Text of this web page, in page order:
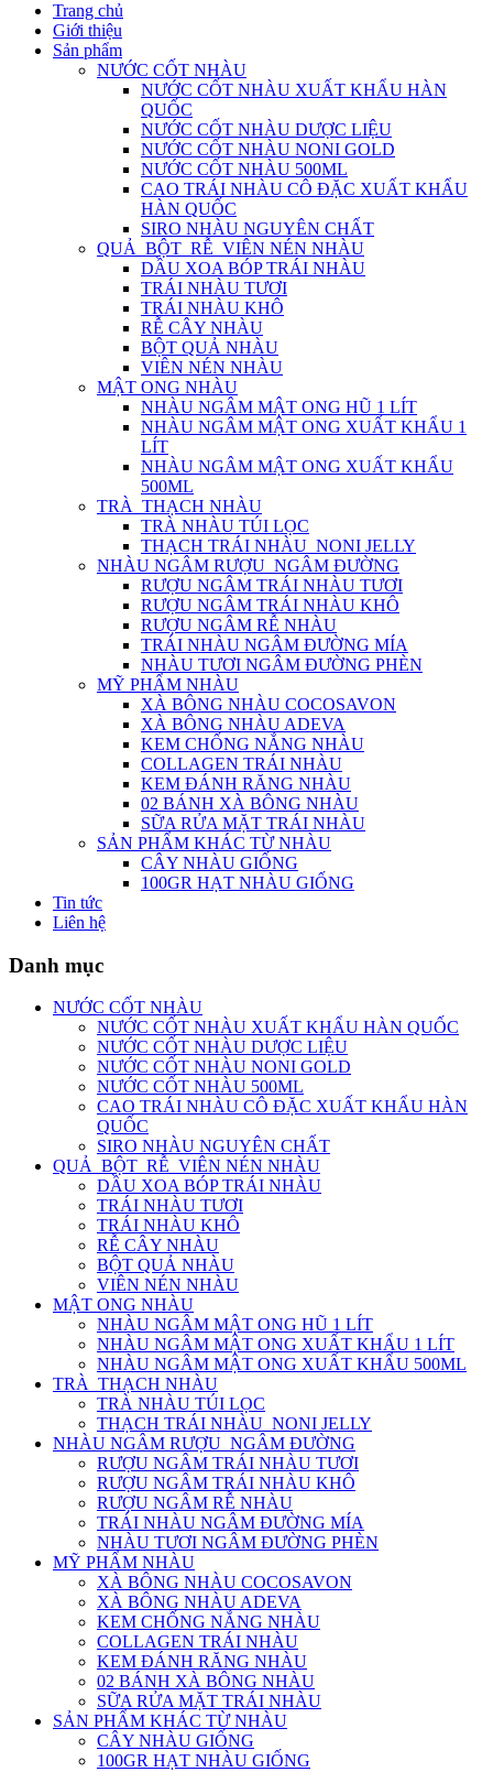
Trang chủ
Giới thiệu
Sản phẩm
NƯỚC CỐT NHÀU
NƯỚC CỐT NHÀU XUẤT KHẨU HÀN
QUỐC
NƯỚC CỐT NHÀU DƯỢC LIỆU
NƯỚC CỐT NHÀU NONI GOLD
NƯỚC CỐT NHÀU 500ML
CAO TRÁI NHÀU CÔ ĐẶC XUẤT KHẨU
HÀN QUỐC
SIRO NHÀU NGUYÊN CHẤT
QUẢ_BỘT_RỄ_VIÊN NÉN NHÀU
DẦU XOA BÓP TRÁI NHÀU
TRÁI NHÀU TƯƠI
TRÁI NHÀU KHÔ
RỄ CÂY NHÀU
BỘT QUẢ NHÀU
VIÊN NÉN NHÀU
MẬT ONG NHÀU
NHÀU NGÂM MẬT ONG HŨ 1 LÍT
NHÀU NGÂM MẬT ONG XUẤT KHẨU 1
LÍT
NHÀU NGÂM MẬT ONG XUẤT KHẨU
500ML
TRÀ_THẠCH NHÀU
TRÀ NHÀU TÚI LỌC
THẠCH TRÁI NHÀU_NONI JELLY
NHÀU NGÂM RƯỢU_NGÂM ĐƯỜNG
RƯỢU NGÂM TRÁI NHÀU TƯƠI
RƯỢU NGÂM TRÁI NHÀU KHÔ
RƯỢU NGÂM RỄ NHÀU
TRÁI NHÀU NGÂM ĐƯỜNG MÍA
NHÀU TƯƠI NGÂM ĐƯỜNG PHÈN
MỸ PHẨM NHÀU
XÀ BÔNG NHÀU COCOSAVON
XÀ BÔNG NHÀU ADEVA
KEM CHỐNG NẮNG NHÀU
COLLAGEN TRÁI NHÀU
KEM ĐÁNH RĂNG NHÀU
02 BÁNH XÀ BÔNG NHÀU
SỮA RỬA MẶT TRÁI NHÀU
SẢN PHẨM KHÁC TỪ NHÀU
CÂY NHÀU GIỐNG
100GR HẠT NHÀU GIỐNG
Tin tức
Liên hệ
Danh mục
NƯỚC CỐT NHÀU
NƯỚC CỐT NHÀU XUẤT KHẨU HÀN QUỐC
NƯỚC CỐT NHÀU DƯỢC LIỆU
NƯỚC CỐT NHÀU NONI GOLD
NƯỚC CỐT NHÀU 500ML
CAO TRÁI NHÀU CÔ ĐẶC XUẤT KHẨU HÀN
QUỐC
SIRO NHÀU NGUYÊN CHẤT
QUẢ_BỘT_RỄ_VIÊN NÉN NHÀU
DẦU XOA BÓP TRÁI NHÀU
TRÁI NHÀU TƯƠI
TRÁI NHÀU KHÔ
RỄ CÂY NHÀU
BỘT QUẢ NHÀU
VIÊN NÉN NHÀU
MẬT ONG NHÀU
NHÀU NGÂM MẬT ONG HŨ 1 LÍT
NHÀU NGÂM MẬT ONG XUẤT KHẨU 1 LÍT
NHÀU NGÂM MẬT ONG XUẤT KHẨU 500ML
TRÀ_THẠCH NHÀU
TRÀ NHÀU TÚI LỌC
THẠCH TRÁI NHÀU_NONI JELLY
NHÀU NGÂM RƯỢU_NGÂM ĐƯỜNG
RƯỢU NGÂM TRÁI NHÀU TƯƠI
RƯỢU NGÂM TRÁI NHÀU KHÔ
RƯỢU NGÂM RỄ NHÀU
TRÁI NHÀU NGÂM ĐƯỜNG MÍA
NHÀU TƯƠI NGÂM ĐƯỜNG PHÈN
MỸ PHẨM NHÀU
XÀ BÔNG NHÀU COCOSAVON
XÀ BÔNG NHÀU ADEVA
KEM CHỐNG NẮNG NHÀU
COLLAGEN TRÁI NHÀU
KEM ĐÁNH RĂNG NHÀU
02 BÁNH XÀ BÔNG NHÀU
SỮA RỬA MẶT TRÁI NHÀU
SẢN PHẨM KHÁC TỪ NHÀU
CÂY NHÀU GIỐNG
100GR HẠT NHÀU GIỐNG